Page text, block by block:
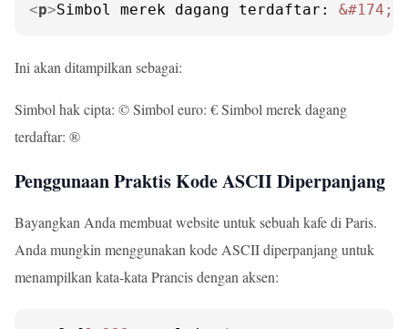
<p>Simbol merek dagang terdaftar: &#174;
Ini akan ditampilkan sebagai:
Simbol hak cipta: © Simbol euro: € Simbol merek dagang
terdaftar: ®
Penggunaan Praktis Kode ASCII Diperpanjang
Bayangkan Anda membuat website untuk sebuah kafe di Paris.
Anda mungkin menggunakan kode ASCII diperpanjang untuk
menampilkan kata-kata Prancis dengan aksen: